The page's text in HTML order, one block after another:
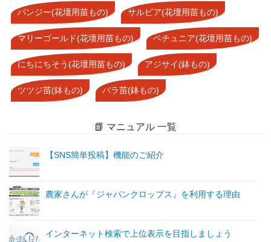
パンジー(花壇用苗もの) サルビア(花壇用苗もの)
マリーゴールド(花壇用苗もの) ペチュニア(花壇用苗もの)
にちにちそう(花壇用苗もの) アジサイ(鉢もの)
ツツジ苗(鉢もの) バラ苗(鉢もの)
📗 マニュアル 一覧
【SNS簡単投稿】機能のご紹介
農家さんが『ジャパンクロップス』を利用する理由
インターネット検索で上位表示を目指しましょう